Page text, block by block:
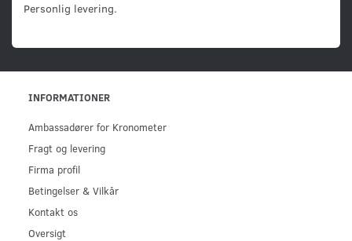
Personlig levering.
INFORMATIONER
Ambassadører for Kronometer
Fragt og levering
Firma profil
Betingelser & Vilkår
Kontakt os
Oversigt